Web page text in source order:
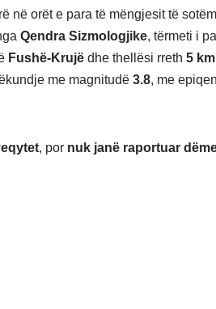
në orët e para të mëngjesit të
Qendra Sizmologjike, tërmeti i
Fushë-Krujë dhe thellësi rreth 5 km
me magnitudë 3.8, me
, por nuk janë raportuar